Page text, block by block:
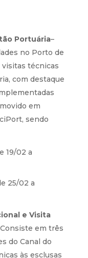
Portuária–
no Porto de
visitas técnicas
com destaque
em
sendo
19/02 a
25/02 a
e Visita
em três
do Canal do
às esclusas